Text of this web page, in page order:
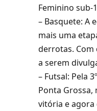
Feminino sub-
– Basquete: A
mais uma
derrotas. Com
a serem
– Futsal: Pela
Ponta
vitória e agora